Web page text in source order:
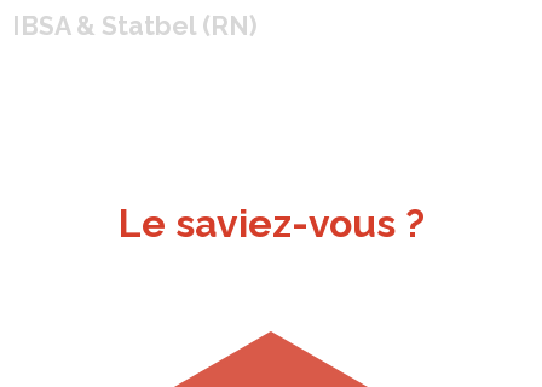
IBSA & Statbel (RN)
Le saviez-vous ?